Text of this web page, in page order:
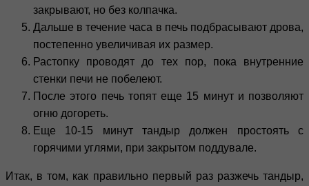
закрывают, но без колпачка.
Дальше в течение часа в печь подбрасывают дрова,
постепенно увеличивая их размер.
Растопку проводят до тех пор, пока внутренние
стенки печи не побелеют.
После этого печь топят еще 15 минут и позволяют
огню догореть.
Еще 10-15 минут тандыр должен простоять с
горячими углями, при закрытом поддувале.
Итак, в том, как правильно первый раз разжечь тандыр,